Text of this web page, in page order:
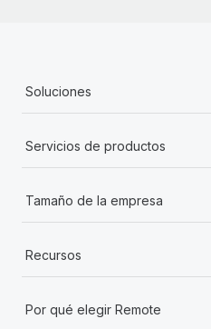
Soluciones
Servicios de productos
Tamaño de la empresa
Recursos
Por qué elegir Remote